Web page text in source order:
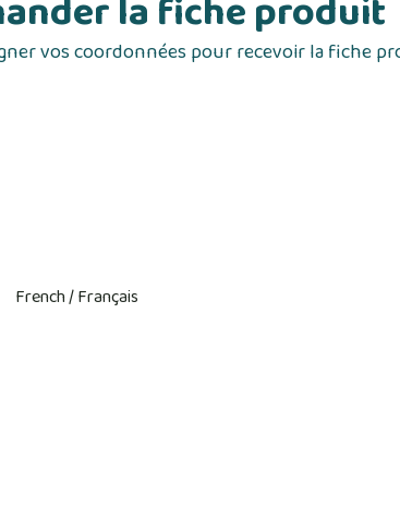
la fiche produit
vos coordonnées pour recevoir la fiche